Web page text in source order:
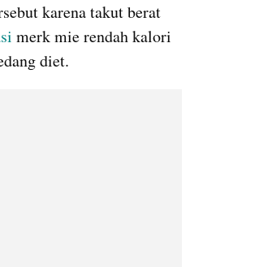
karena takut berat
merk mie rendah kalori
diet.